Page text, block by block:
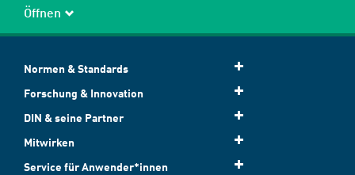
Öffnen
Normen & Standards
Forschung & Innovation
DIN & seine Partner
Mitwirken
Service für Anwender*innen